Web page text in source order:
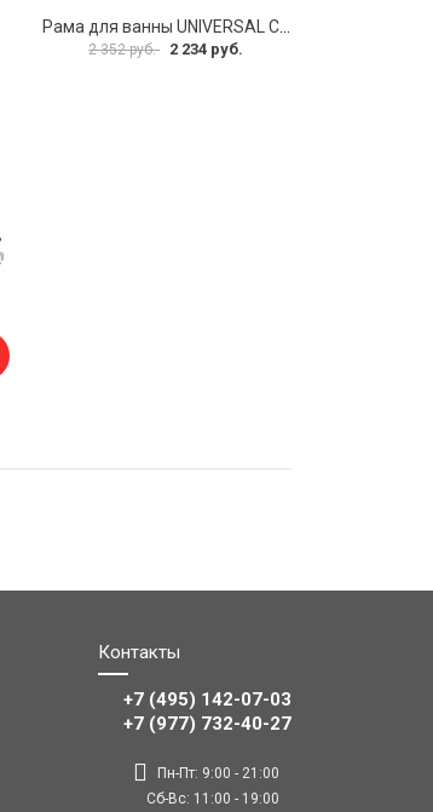
Рама для ванны UNIVERSAL Cersanit K-RW-UNIVERSAL160-170
2 352 руб. 2 234 руб.
Контакты
+7 (495) 142-07-03
‎‎+7 (977) 732-40-27
Пн-Пт: 9:00 - 21:00
Сб-Вс: 11:00 - 19:00